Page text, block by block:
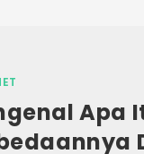
Apa